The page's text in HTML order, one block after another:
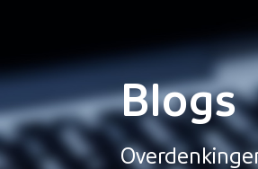
Blogs